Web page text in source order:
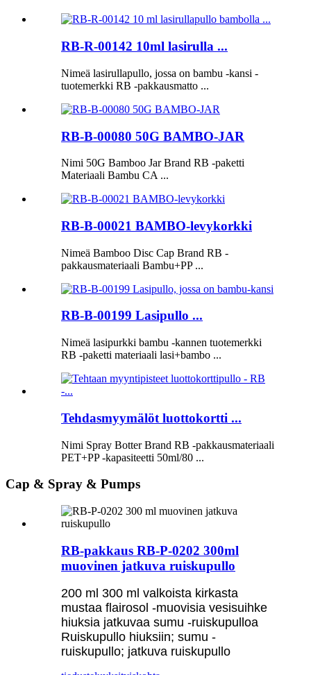
RB-R-00142 10ml lasirulla ...
Nimeä lasirullapullo, jossa on bambu -kansi -
tuotemerkki RB -pakkausmatto ...
RB-B-00080 50G BAMBO-JAR
Nimi 50G Bamboo Jar Brand RB -paketti
Materiaali Bambu CA ...
RB-B-00021 BAMBO-levykorkki
Nimeä Bamboo Disc Cap Brand RB -
pakkausmateriaali Bambu+PP ...
RB-B-00199 Lasipullo ...
Nimeä lasipurkki bambu -kannen tuotemerkki
RB -paketti materiaali lasi+bambo ...
Tehdasmyymälöt luottokortti ...
Nimi Spray Botter Brand RB -pakkausmateriaali
PET+PP -kapasiteetti 50ml/80 ...
Cap & Spray & Pumps
RB-pakkaus RB-P-0202 300ml
muovinen jatkuva ruiskupullo
200 ml 300 ml valkoista kirkasta
mustaa flairosol -muovisia vesisuihke
hiuksia jatkuvaa sumu -ruiskupulloa
Ruiskupullo hiuksiin; sumu -
ruiskupullo; jatkuva ruiskupullo